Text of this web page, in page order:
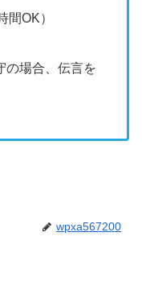
間OK）
の場合、伝言を
wpxa567200